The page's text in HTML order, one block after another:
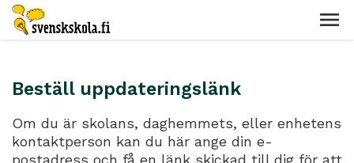
Beställ uppdateringslänk
Om du är skolans, daghemmets, eller enhetens
kontaktperson kan du här ange din e-
postadress och få en länk skickad till dig för att